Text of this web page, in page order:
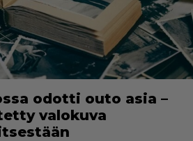
odotti outo asia –
valokuva